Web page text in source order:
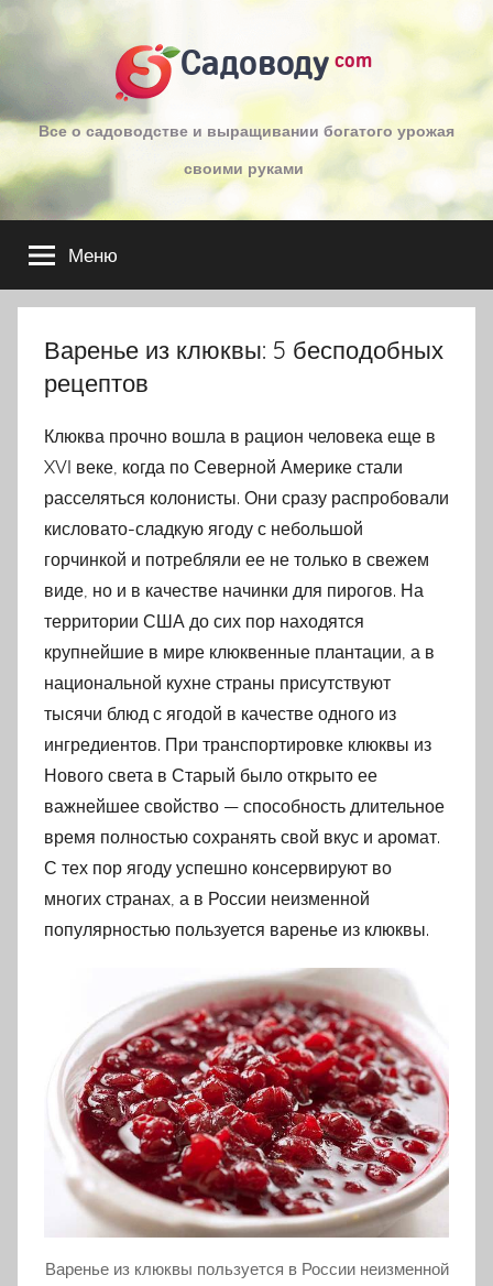
к
Садоводу com
Все о садоводстве и выращивании богатого урожая
своими руками
Меню
Варенье из клюквы: 5 бесподобных
рецептов
Клюква прочно вошла в рацион человека еще в
XVI веке, когда по Северной Америке стали
расселяться колонисты. Они сразу распробовали
кисловато-сладкую ягоду с небольшой
горчинкой и потребляли ее не только в свежем
виде, но и в качестве начинки для пирогов. На
территории США до сих пор находятся
крупнейшие в мире клюквенные плантации, а в
национальной кухне страны присутствуют
тысячи блюд с ягодой в качестве одного из
ингредиентов. При транспортировке клюквы из
Нового света в Старый было открыто ее
важнейшее свойство — способность длительное
время полностью сохранять свой вкус и аромат.
С тех пор ягоду успешно консервируют во
многих странах, а в России неизменной
популярностью пользуется варенье из клюквы.
Варенье из клюквы пользуется в России неизменной